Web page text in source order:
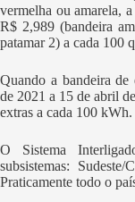
vermelha ou amarela,
R$ 2,989 (bandeira
patamar 2) a cada 100
Quando a bandeira de
de 2021 a 15 de abril
extras a cada 100 kWh.
O Sistema
subsistemas:
Praticamente todo o